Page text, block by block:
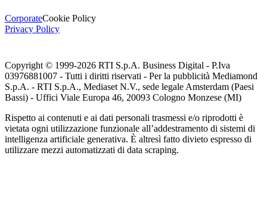
CorporateCookie Policy
Privacy Policy
Copyright © 1999-2026 RTI S.p.A. Business Digital - P.Iva
03976881007 - Tutti i diritti riservati - Per la pubblicità Mediamond
S.p.A. - RTI S.p.A., Mediaset N.V., sede legale Amsterdam (Paesi
Bassi) - Uffici Viale Europa 46, 20093 Cologno Monzese (MI)
Rispetto ai contenuti e ai dati personali trasmessi e/o riprodotti è
vietata ogni utilizzazione funzionale all’addestramento di sistemi di
intelligenza artificiale generativa. È altresì fatto divieto espresso di
utilizzare mezzi automatizzati di data scraping.